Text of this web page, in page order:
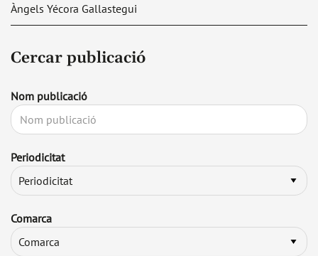
Àngels Yécora Gallastegui
Cercar publicació
Nom publicació
Periodicitat
Comarca